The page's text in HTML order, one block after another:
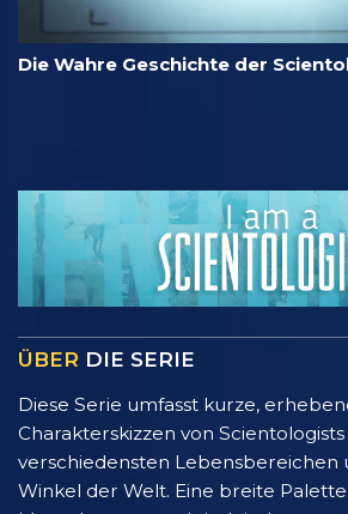
Die Wahre Geschichte der
ÜBER DIE SERIE
Diese Serie umfasst kurze,
Charakterskizzen von Scientologists
verschiedensten Lebensbereichen
Winkel der Welt. Eine breite